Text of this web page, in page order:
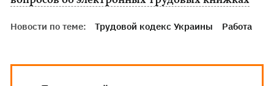
Новости по теме: Трудовой кодекс Украины Работа